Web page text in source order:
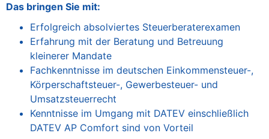
Das bringen Sie mit:
Erfolgreich absolviertes Steuerberaterexamen
Erfahrung mit der Beratung und Betreuung
kleinerer Mandate
Fachkenntnisse im deutschen Einkommensteuer-,
Körperschaftsteuer-, Gewerbesteuer- und
Umsatzsteuerrecht
Kenntnisse im Umgang mit DATEV einschließlich
DATEV AP Comfort sind von Vorteil